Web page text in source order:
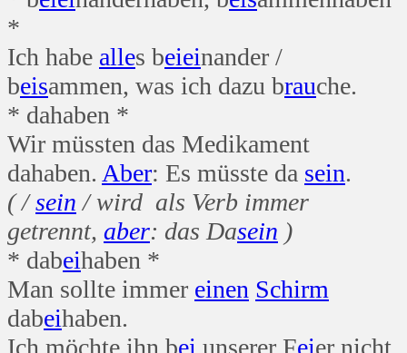
*
Ich habe alles beieinander /
beisammen, was ich dazu brauche.
* dahaben *
Wir müssten das Medikament
dahaben. Aber: Es müsste da sein.
( /sein / wird als Verb immer
getrennt, aber: das Dasein )
* dabeihaben *
Man sollte immer einen Schirm
dabeihaben.
Ich möchte ihn bei unserer Feier nicht